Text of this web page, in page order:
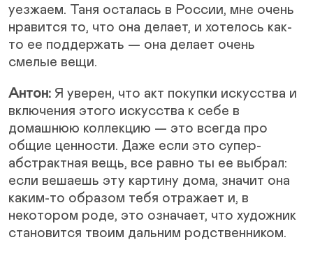
уезжаем. Таня осталась в России, мне очень
нравится то, что она делает, и хотелось как-
то ее поддержать — она делает очень
смелые вещи.
Антон: Я уверен, что акт покупки искусства и
включения этого искусства к себе в
домашнюю коллекцию — это всегда про
общие ценности. Даже если это супер-
абстрактная вещь, все равно ты ее выбрал:
если вешаешь эту картину дома, значит она
каким-то образом тебя отражает и, в
некотором роде, это означает, что художник
становится твоим дальним родственником.